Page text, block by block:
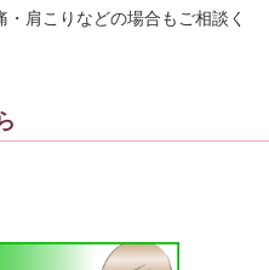
肩こりなどの場合もご相談く